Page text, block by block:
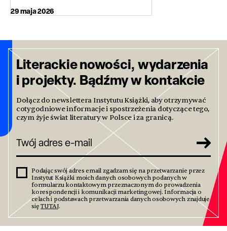
29 maja 2026
Literackie nowości, wydarzenia
i projekty. Bądźmy w kontakcie
Dołącz do newslettera Instytutu Książki, aby otrzymywać
cotygodniowe informacje i spostrzeżenia dotyczące tego,
czym żyje świat literatury w Polsce i za granicą.
Podając swój adres email zgadzam się na przetwarzanie przez
Instytut Książki moich danych osobowych podanych w
formularzu kontaktowym przeznaczonym do prowadzenia
korespondencji i komunikacji marketingowej. Informacja o
celach i podstawach przetwarzania danych osobowych znajduje
sięTUTAJ.